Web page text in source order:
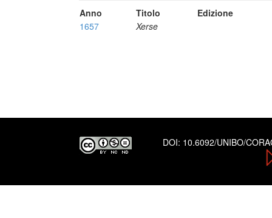
Anno Titolo
Edizione
1657
Xerse
DOI: 10.6092/UNIBO/